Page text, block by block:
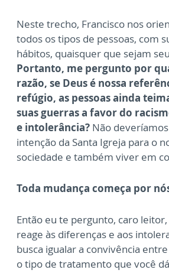
Neste trecho, Francisco nos
todos os tipos de pessoas, com
hábitos, quaisquer que sejam
Portanto, me pergunto por
razão, se Deus é nossa
refúgio, as pessoas ainda
suas guerras a favor do
e intolerância? Não
intenção da Santa Igreja para o
sociedade e também viver em
Toda mudança começa por
Então eu te pergunto, caro
reage às diferenças e aos
busca igualar a convivência entre
o tipo de tratamento que você